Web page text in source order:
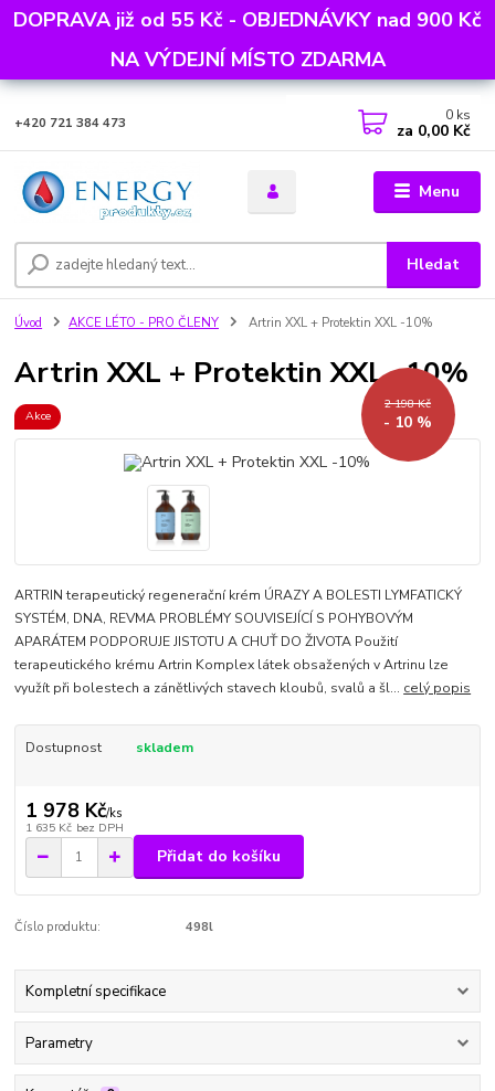
DOPRAVA již od 55 Kč - OBJEDNÁVKY nad 900 Kč
NA VÝDEJNÍ MÍSTO ZDARMA
Menu
Hledat
+420 721 384 473 0 ks
za 0,00 Kč
Úvod AKCE LÉTO - PRO ČLENY Artrin XXL + Protektin XXL -10%
Artrin XXL + Protektin XXL -10%
Akce
2 198 Kč
- 10 %
ARTRIN terapeutický regenerační krém ÚRAZY A BOLESTI LYMFATICKÝ
SYSTÉM, DNA, REVMA PROBLÉMY SOUVISEJÍCÍ S POHYBOVÝM
APARÁTEM PODPORUJE JISTOTU A CHUŤ DO ŽIVOTA Použití
terapeutického krému Artrin Komplex látek obsažených v Artrinu lze
využít při bolestech a zánětlivých stavech kloubů, svalů a šl... celý popis
Dostupnost skladem
1 978 Kč/ks
1 635 Kč bez DPH
Přidat do košíku
Číslo produktu: 498l
Kompletní specifikace
Parametry